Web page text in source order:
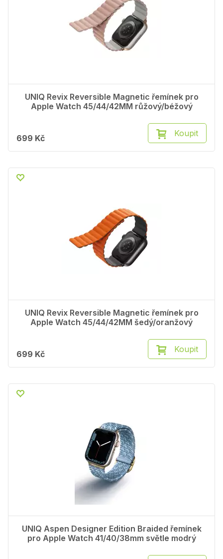
UNIQ Revix Reversible Magnetic řemínek pro
Apple Watch 45/44/42MM růžový/béžový
699 Kč Koupit
UNIQ Revix Reversible Magnetic řemínek pro
Apple Watch 45/44/42MM šedý/oranžový
699 Kč Koupit
UNIQ Aspen Designer Edition Braided řemínek
pro Apple Watch 41/40/38mm světle modrý